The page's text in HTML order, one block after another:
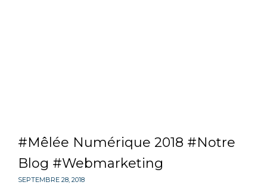
Mêlée Numérique 2018
Notre
Blog
Webmarketing
SEPTEMBRE 28, 2018